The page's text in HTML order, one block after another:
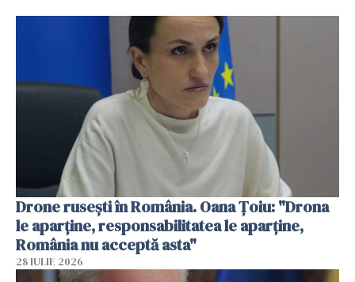
Drone rusești în România. Oana Ţoiu: "Drona
le aparţine, responsabilitatea le aparţine,
România nu acceptă asta"
28 IULIE 2026